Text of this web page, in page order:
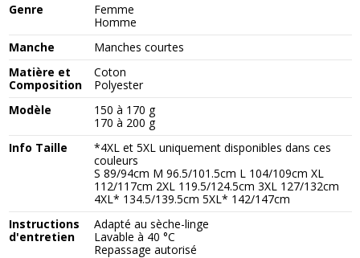
Genre
Femme
Homme
Manche
Manches courtes
Matière et
Composition
Coton
Polyester
Modèle
150 à 170 g
170 à 200 g
Info Taille
*4XL et 5XL uniquement disponibles dans ces
couleurs
S 89/94cm M 96.5/101.5cm L 104/109cm XL
112/117cm 2XL 119.5/124.5cm 3XL 127/132cm
4XL* 134.5/139.5cm 5XL* 142/147cm
Instructions
d'entretien
Adapté au sèche-linge
Lavable à 40 °C
Repassage autorisé